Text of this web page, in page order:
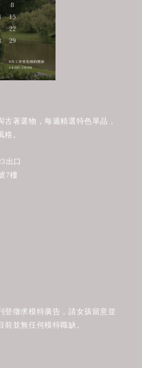
古著選物，每週精選特色單品，
。
出口
7樓
登徵求模特廣告，請女孩留意並
並無任何模特職缺。